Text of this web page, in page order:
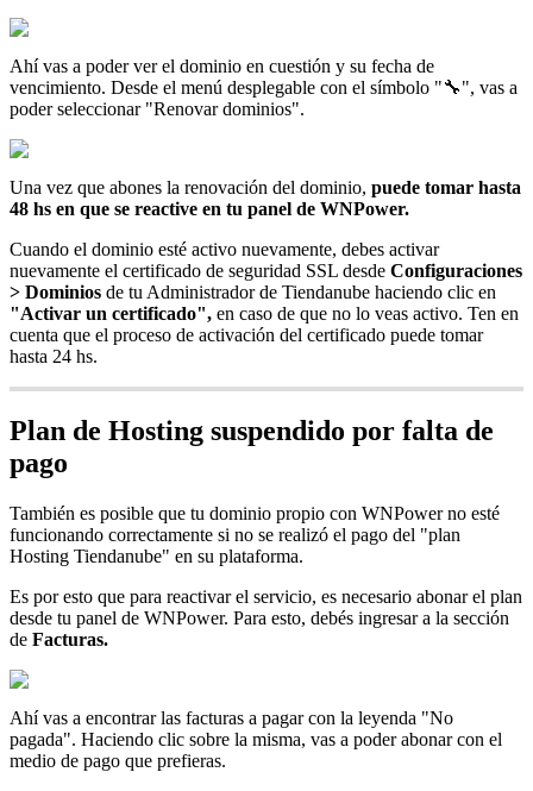
Ahí vas a poder ver el dominio en cuestión y su fecha de
vencimiento. Desde el menú desplegable con el símbolo "🔧", vas a
poder seleccionar "Renovar dominios".
Una vez que abones la renovación del dominio, puede tomar hasta
48 hs en que se reactive en tu panel de WNPower.
Cuando el dominio esté activo nuevamente, debes activar
nuevamente el certificado de seguridad SSL desde Configuraciones
> Dominios de tu Administrador de Tiendanube haciendo clic en
"Activar un certificado", en caso de que no lo veas activo. Ten en
cuenta que el proceso de activación del certificado puede tomar
hasta 24 hs.
Plan de Hosting suspendido por falta de
pago
También es posible que tu dominio propio con WNPower no esté
funcionando correctamente si no se realizó el pago del "plan
Hosting Tiendanube" en su plataforma.
Es por esto que para reactivar el servicio, es necesario abonar el plan
desde tu panel de WNPower. Para esto, debés ingresar a la sección
de Facturas.
Ahí vas a encontrar las facturas a pagar con la leyenda "No
pagada". Haciendo clic sobre la misma, vas a poder abonar con el
medio de pago que prefieras.